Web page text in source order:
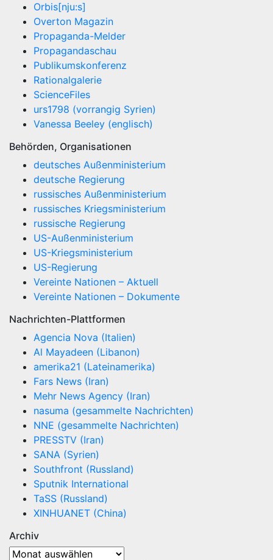
Orbis[nju:s]
Overton Magazin
Propaganda-Melder
Propagandaschau
Publikumskonferenz
Rationalgalerie
ScienceFiles
urs1798 (vorrangig Syrien)
Vanessa Beeley (englisch)
Behörden, Organisationen
deutsches Außenministerium
deutsche Regierung
russisches Außenministerium
russisches Kriegsministerium
russische Regierung
US-Außenministerium
US-Kriegsministerium
US-Regierung
Vereinte Nationen – Aktuell
Vereinte Nationen – Dokumente
Nachrichten-Plattformen
Agencia Nova (Italien)
Al Mayadeen (Libanon)
amerika21 (Lateinamerika)
Fars News (Iran)
Mehr News Agency (Iran)
nasuma (gesammelte Nachrichten)
NNE (gesammelte Nachrichten)
PRESSTV (Iran)
SANA (Syrien)
Southfront (Russland)
Sputnik International
TaSS (Russland)
XINHUANET (China)
Archiv
Archiv